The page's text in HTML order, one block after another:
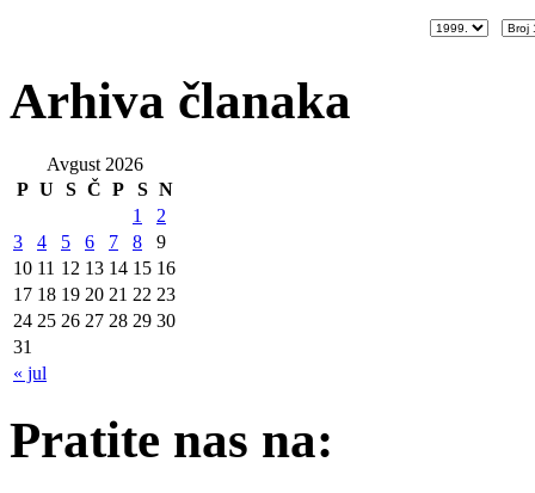
Arhiva članaka
Avgust 2026
P U S Č P S N
« jul
1
2
3
4 5 6 7 8
9
10 11 12 13 14 15 16
17 18 19 20 21 22 23
24 25 26 27 28 29 30
31
Pratite nas na: